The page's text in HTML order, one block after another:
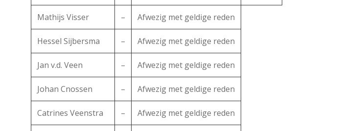
Mathijs Visser – Afwezig met geldige reden
Hessel Sijbersma – Afwezig met geldige reden
Jan v.d. Veen – Afwezig met geldige reden
Johan Cnossen – Afwezig met geldige reden
Catrines Veenstra – Afwezig met geldige reden